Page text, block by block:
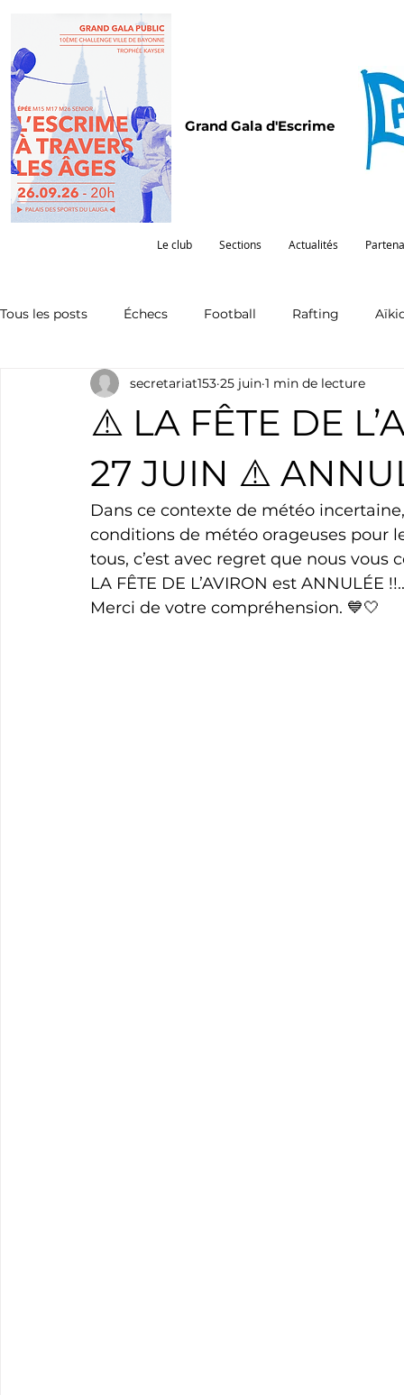
Grand Gala d'Escrime
Le club Sections Actualités
Tous les posts Échecs Football Rafting
Omnisports Partenariat Pelote Pentathlon
Natation Tennis Triathlon
Cyclotourisme Surf Basket
⚠️ LA FÊTE DE
27 JUIN ⚠️
secretariat153 25 juin 1 min de lecture
Dans ce contexte de météo
conditions de météo orageuses pour
tous, c’est avec regret que nous vous
LA FÊTE DE L’AVIRON est ANNULÉE !!..
Merci de votre compréhension. 💙🤍